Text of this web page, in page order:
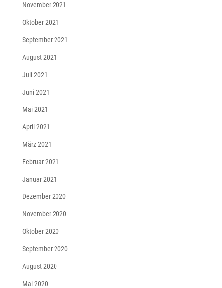
November 2021
Oktober 2021
September 2021
August 2021
Juli 2021
Juni 2021
Mai 2021
April 2021
März 2021
Februar 2021
Januar 2021
Dezember 2020
November 2020
Oktober 2020
September 2020
August 2020
Mai 2020